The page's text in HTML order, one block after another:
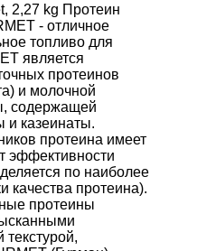
2,27 kg Протеин
- отличное
топливо для
является
протеинов
и молочной
содержащей
и казеинаты.
протеина имеет
эффективности
по наиболее
качества протеина).
протеины